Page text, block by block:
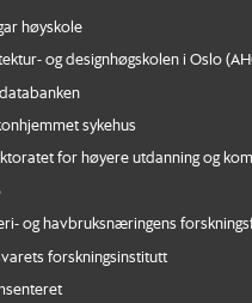
høyskole
og designhøgskolen i Oslo
sykehus
for høyere utdanning og
og havbruksnæringens
forskningsinstitutt